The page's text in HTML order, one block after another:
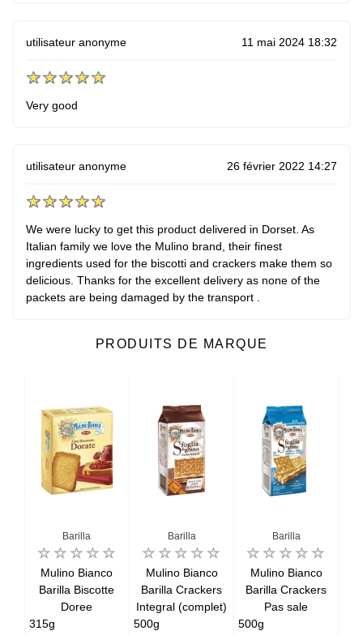
utilisateur anonyme 11 mai 2024 18:32
Very good
utilisateur anonyme 26 février 2022 14:27
We were lucky to get this product delivered in Dorset. As
Italian family we love the Mulino brand, their finest
ingredients used for the biscotti and crackers make them so
delicious. Thanks for the excellent delivery as none of the
packets are being damaged by the transport .
PRODUITS DE MARQUE
Barilla
Mulino Bianco
Barilla Biscotte
Doree
315g
Barilla
Mulino Bianco
Barilla Crackers
Integral (complet)
500g
Barilla
Mulino Bianco
Barilla Crackers
Pas sale
500g